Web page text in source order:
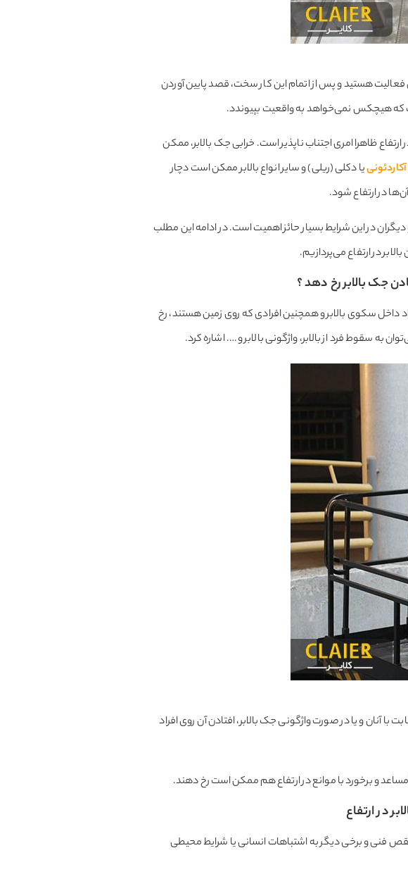
فعالیت هستید و پس از اتمام این کار سخت، قصد پایین آوردن
است که هیچکس نمی‌خواهد به واقعیت بپیوندد.
ظاهرا امری اجتناب ‌ناپذیر است. خرابی جک بالابر، ممکن
آکاردئونییا دکلی (ریلی) و سایر انواع بالابر ممکن است دچار
در ارتفاع شود.
در این شرایط بسیار حائز اهمیت است. در ادامه این مطلب
در ارتفاع می‌پردازیم.
جک بالابر رخ دهد ؟
داخل سکوی بالابر و همچنین افرادی که روی زمین هستند، رخ
سقوط فرد از بالابر، واژگونی بالابر و …. اشاره کرد.
آنان و یا در صورت واژگونی جک بالابر، افتادن آن روی افراد
و برخورد با موانع در ارتفاع هم ممکن است رخ دهند.
در ارتفاع
فنی و برخی دیگر به اشتباهات انسانی یا شرایط محیطی